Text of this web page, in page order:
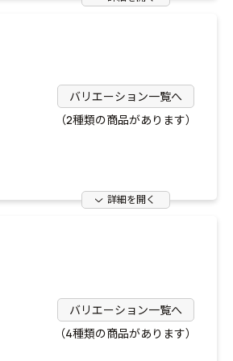
バリエーション一覧へ
（2種類の商品があります）
詳細を開く
バリエーション一覧へ
（4種類の商品があります）